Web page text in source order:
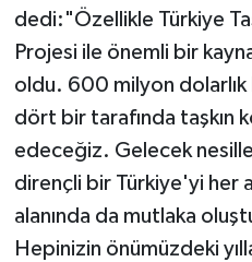
dedi:"Özellikle Türkiye
Projesi ile önemli bir
oldu. 600 milyon dolarlık
dört bir tarafında taşkın
edeceğiz. Gelecek
dirençli bir Türkiye'yi her
alanında da mutlaka
Hepinizin önümüzdeki